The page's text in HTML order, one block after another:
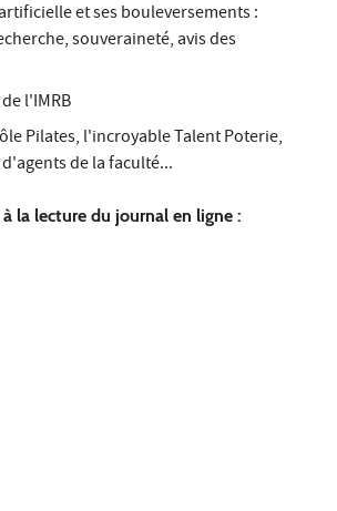
et ses bouleversements :
souveraineté, avis des
l'IMRB
Pilates, l'incroyable Talent Poterie,
de la faculté...
à la lecture du journal en ligne :